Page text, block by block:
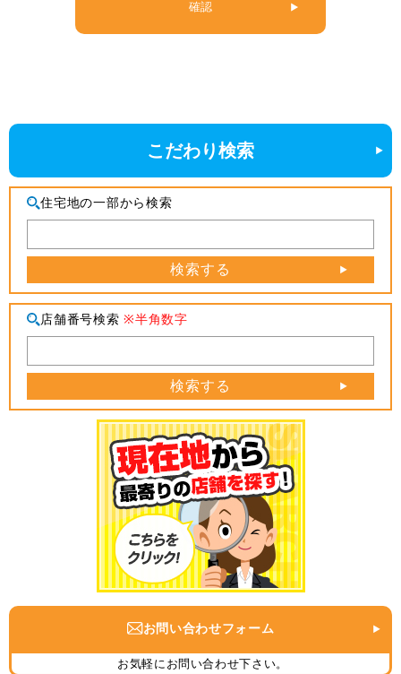
こだわり検索
住宅地の一部から検索
検索する
店舗番号検索※半角数字
検索する
お問い合わせフォーム
お気軽にお問い合わせ下さい。